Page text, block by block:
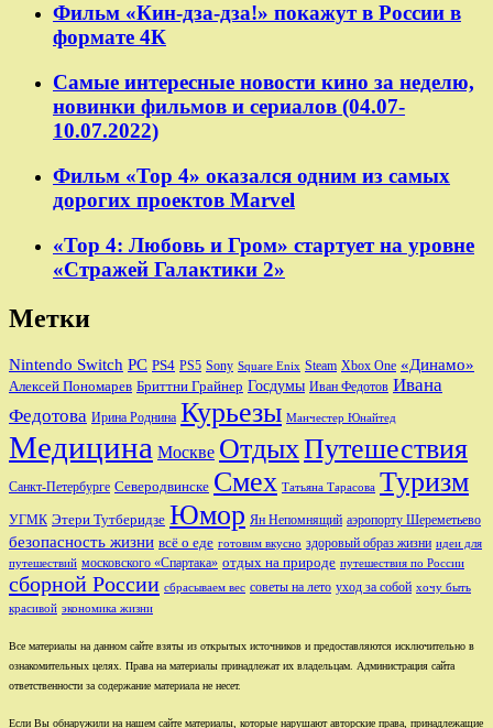
Фильм «Кин-дза-дза!» покажут в России в
формате 4К
Самые интересные новости кино за неделю,
новинки фильмов и сериалов (04.07-
10.07.2022)
Фильм «Тор 4» оказался одним из самых
дорогих проектов Marvel
«Тор 4: Любовь и Гром» стартует на уровне
«Стражей Галактики 2»
Метки
Nintendo Switch PC PS4 PS5 Sony Square Enix Steam Xbox One «Динамо»
Алексей Пономарев Бриттни Грайнер Госдумы Иван Федотов Ивана
Федотова Ирина Роднина Курьезы Манчестер Юнайтед
Медицина Москве ОтдыхПутешествия
Санкт-Петербурге Северодвинске Смех Татьяна Тарасова Туризм
УГМК Этери Тутберидзе Юмор Ян Непомнящий аэропорту Шереметьево
безопасность жизни всё о еде готовим вкусно здоровый образ жизни идеи для
путешествий московского «Спартака» отдых на природе путешествия по России
сборной России сбрасываем вес советы на лето уход за собой хочу быть
красивой экономика жизни
Все материалы на данном сайте взяты из открытых источников и предоставляются исключительно в
ознакомительных целях. Права на материалы принадлежат их владельцам. Администрация сайта
ответственности за содержание материала не несет.
Если Вы обнаружили на нашем сайте материалы, которые нарушают авторские права, принадлежащие